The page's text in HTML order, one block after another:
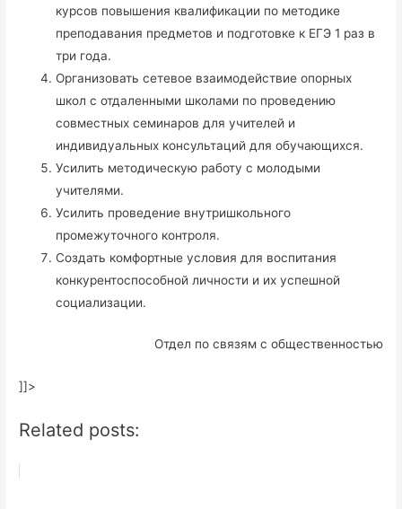
курсов повышения квалификации по методике
преподавания предметов и подготовке к ЕГЭ 1 раз в
три года.
Организовать сетевое взаимодействие опорных
школ с отдаленными школами по проведению
совместных семинаров для учителей и
индивидуальных консультаций для обучающихся.
Усилить методическую работу с молодыми
учителями.
Усилить проведение внутришкольного
промежуточного контроля.
Создать комфортные условия для воспитания
конкурентоспособной личности и их успешной
социализации.
Отдел по связям с общественностью
]]>
Related posts: